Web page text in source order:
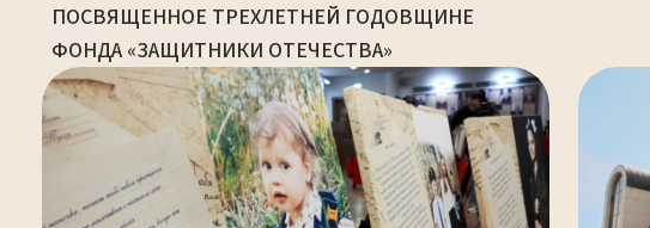
ПОСВЯЩЕННОЕ ТРЕХЛЕТНЕЙ ГОДОВЩИНЕ
ФОНДА «ЗАЩИТНИКИ ОТЕЧЕСТВА»